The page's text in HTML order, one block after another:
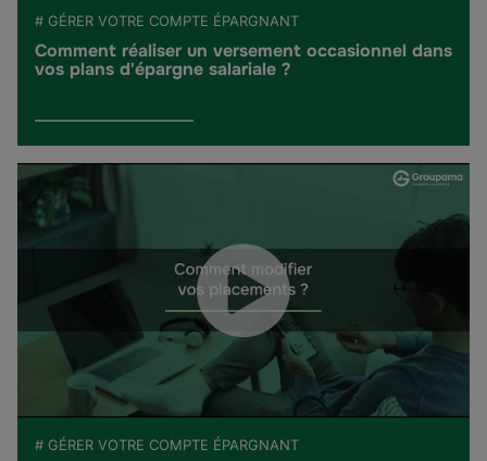
# GÉRER VOTRE COMPTE ÉPARGNANT
Comment réaliser un versement occasionnel dans
vos plans d'épargne salariale ?
# GÉRER VOTRE COMPTE ÉPARGNANT